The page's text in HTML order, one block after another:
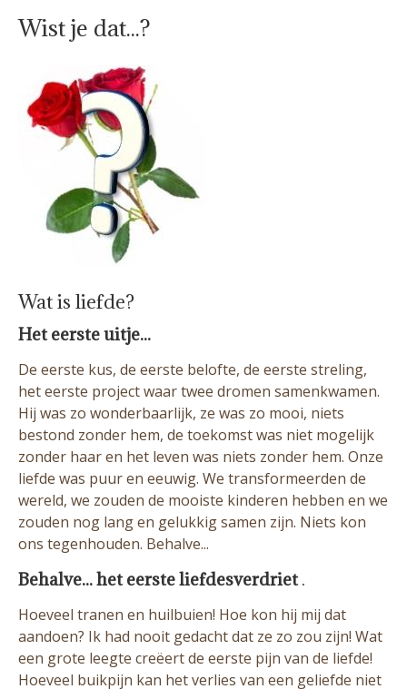
Wist je dat...?
Wat is liefde?
Het eerste uitje...
De eerste kus, de eerste belofte, de eerste streling,
het eerste project waar twee dromen samenkwamen.
Hij was zo wonderbaarlijk, ze was zo mooi, niets
bestond zonder hem, de toekomst was niet mogelijk
zonder haar en het leven was niets zonder hem. Onze
liefde was puur en eeuwig. We transformeerden de
wereld, we zouden de mooiste kinderen hebben en we
zouden nog lang en gelukkig samen zijn. Niets kon
ons tegenhouden. Behalve...
Behalve... het eerste liefdesverdriet.
Hoeveel tranen en huilbuien! Hoe kon hij mij dat
aandoen? Ik had nooit gedacht dat ze zo zou zijn! Wat
een grote leegte creëert de eerste pijn van de liefde!
Hoeveel buikpijn kan het verlies van een geliefde niet